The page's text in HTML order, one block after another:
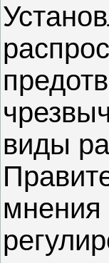
виды
мнения